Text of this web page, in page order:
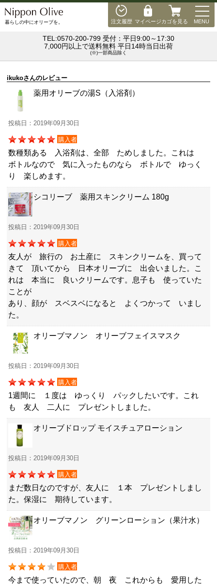
注文履歴 マイページカゴを見る MENU
暮らしの中にオリーブを。
TEL:0570-200-799 受付：平日9:00～17:30
7,000円以上で送料無料 平日14時当日出荷
(※)一部商品除く
ikukoさんのレビュー
薬用オリーブの湯S（入浴剤）
投稿日：2019年09月30日
購入者
数種類ある 入浴剤は、全部 ためしました。これは
ボトルなので 気に入ったものなら ボトルで ゆっく
り 楽しめます。
シコリーブ 薬用スキンクリーム 180g
投稿日：2019年09月30日
購入者
友人が 旅行の お土産に スキンクリームを、買って
きて 頂いてから 日本オリーブに 出会いました。こ
れは 本当に 良いクリームです。息子も 使っていた
ことが
あり、顔が スベスベになると よくつかって いまし
た。
オリーブマノン オリーブフェイスマスク
投稿日：2019年09月30日
購入者
1週間に １度は ゆっくり パックしたいです。これ
も 友人 二人に プレゼントしました。
オリーブドロップ モイスチュアローション
投稿日：2019年09月30日
購入者
まだ数日なのですが、友人に １本 プレゼントしまし
た。保湿に 期待しています。
オリーブマノン グリーンローション（果汁水）
投稿日：2019年09月30日
購入者
今まで使っていたので、朝 夜 これからも 愛用した